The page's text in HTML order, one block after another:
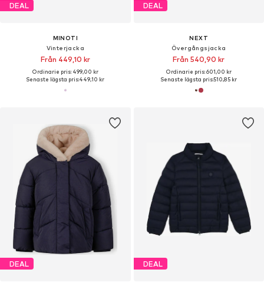
DEAL
MINOTI
Vinterjacka
Från 449,10 kr
Ordinarie pris: 499,00 kr
Senaste lägsta pris:449,10 kr
DEAL
NEXT
Övergångsjacka
Från 540,90 kr
Ordinarie pris: 601,00 kr
Senaste lägsta pris:510,85 kr
DEAL DEAL